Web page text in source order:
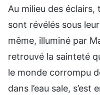
Au milieu des éclairs,
sont révélés sous
même, illuminé par
retrouvé la sainteté
le monde corrompu
dans l’eau sale,